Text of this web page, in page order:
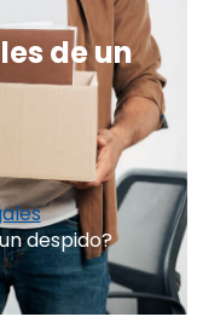
de un
despido?